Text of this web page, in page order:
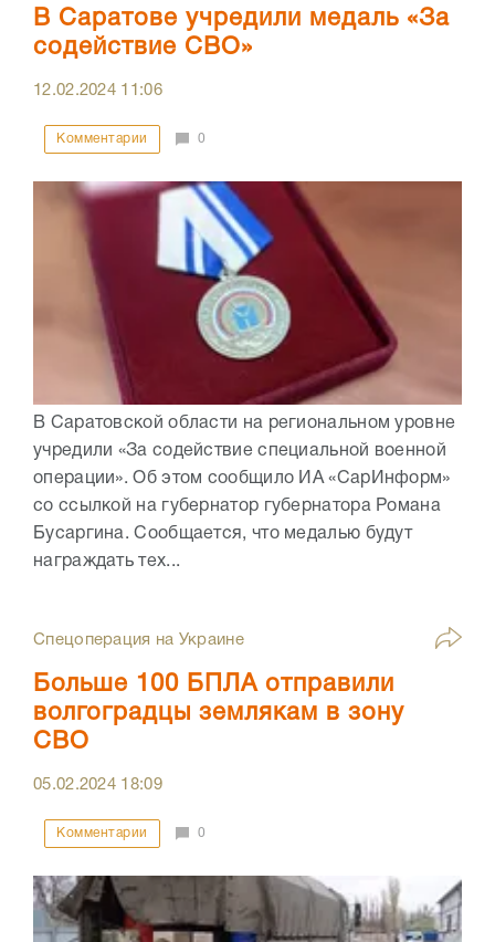
В Саратове учредили медаль «За
содействие СВО»
12.02.2024 11:06
Комментарии 0
В Саратовской области на региональном уровне
учредили «За содействие специальной военной
операции». Об этом сообщило ИА «СарИнформ»
со ссылкой на губернатор губернатора Романа
Бусаргина. Сообщается, что медалью будут
награждать тех...
Спецоперация на Украине
Больше 100 БПЛА отправили
волгоградцы землякам в зону
СВО
05.02.2024 18:09
Комментарии 0